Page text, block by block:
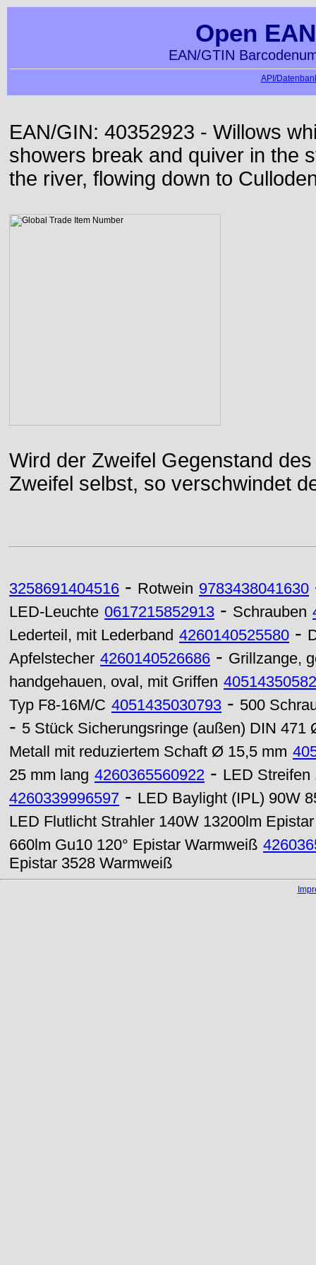
Open
EAN/GTIN
API/
EAN/GIN: 40352923 - Willows
showers break and quiver in the
the river, flowing down to
Wird der Zweifel Gegenstand
Zweifel selbst, so verschwindet
3258691404516 - Rotwein 9783438041630
LED-Leuchte 0617215852913 - Schrauben
Lederteil, mit Lederband 4260140525580 -
Apfelstecher 4260140526686 - Grillzange,
handgehauen, oval, mit Griffen
Typ F8-16M/C 4051435030793 - 500
- 5 Stück Sicherungsringe (außen) DIN 471
Metall mit reduziertem Schaft Ø 15,5 mm
25 mm lang 4260365560922 - LED Streifen
4260339996597 - LED Baylight (IPL) 90W
LED Flutlicht Strahler 140W 13200lm
660lm Gu10 120° Epistar Warmweiß
Epistar 3528 Warmweiß